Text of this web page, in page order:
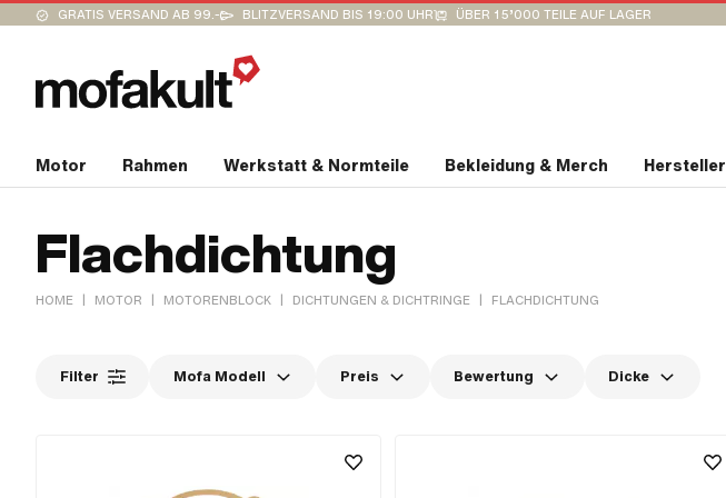
GRATIS VERSAND AB 99.- BLITZVERSAND BIS 19:00 UHR ÜBER 15’000 TEILE AUF LAGER
Motor Rahmen Werkstatt & Normteile Bekleidung & Merch Hersteller
Flachdichtung
HOME | MOTOR | MOTORENBLOCK | DICHTUNGEN & DICHTRINGE | FLACHDICHTUNG
Filter Mofa Modell Preis Bewertung Dicke